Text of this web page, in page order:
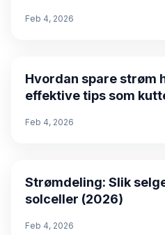
Feb 4, 2026
Hvordan spare strøm
effektive tips som
Feb 4, 2026
Strømdeling: Slik
solceller (2026)
Feb 4, 2026